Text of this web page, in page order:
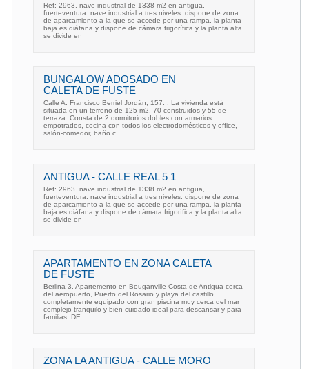
Ref: 2963. nave industrial de 1338 m2 en antigua,
fuerteventura. nave industrial a tres niveles. dispone de zona
de aparcamiento a la que se accede por una rampa. la planta
baja es diáfana y dispone de cámara frigorífica y la planta alta
se divide en
BUNGALOW ADOSADO EN
CALETA DE FUSTE
Calle A. Francisco Berriel Jordán, 157. . La vivienda está
situada en un terreno de 125 m2, 70 construidos y 55 de
terraza. Consta de 2 dormitorios dobles con armarios
empotrados, cocina con todos los electrodomésticos y office,
salón-comedor, baño c
ANTIGUA - CALLE REAL 5 1
Ref: 2963. nave industrial de 1338 m2 en antigua,
fuerteventura. nave industrial a tres niveles. dispone de zona
de aparcamiento a la que se accede por una rampa. la planta
baja es diáfana y dispone de cámara frigorífica y la planta alta
se divide en
APARTAMENTO EN ZONA CALETA
DE FUSTE
Berlina 3. Apartemento en Bouganville Costa de Antigua cerca
del aeropuerto, Puerto del Rosario y playa del castillo,
completamente equipado con gran piscina muy cerca del mar
complejo tranquilo y bien cuidado ideal para descansar y para
familias. DE
ZONA LA ANTIGUA - CALLE MORO